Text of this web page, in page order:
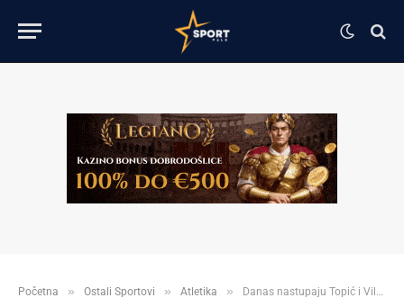
Početna » Ostali Sportovi » Atletika » Danas nastupaju Topić i Vilagoš!